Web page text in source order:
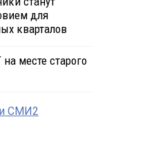
для
кварталов
месте старого
СМИ2